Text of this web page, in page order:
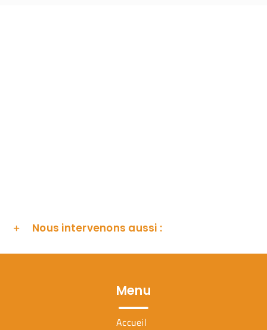
Nous intervenons aussi :
Menu
Accueil